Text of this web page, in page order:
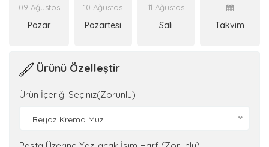
09 Ağustos
Pazar
10 Ağustos
Pazartesi
11 Ağustos
Salı Takvim
Ürünü Özelleştir
Ürün İçeriği Seçiniz(Zorunlu)
Beyaz Krema Muz